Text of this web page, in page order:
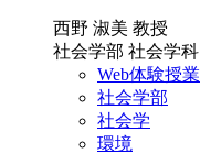
西野 淑美 教授
社会学部 社会学科
Web体験授業
社会学部
社会学
環境